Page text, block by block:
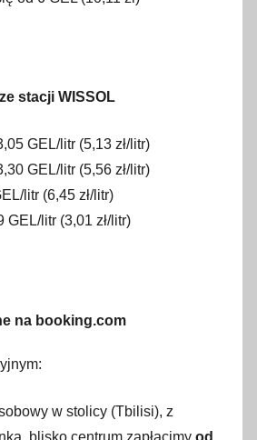
stacji WISSOL
GEL/litr (5,13 zł/litr)
GEL/litr (5,56 zł/litr)
litr (6,45 zł/litr)
GEL/litr (3,01 zł/litr)
na booking.com
w stolicy (Tbilisi), z
blisko centrum zapłacimy od